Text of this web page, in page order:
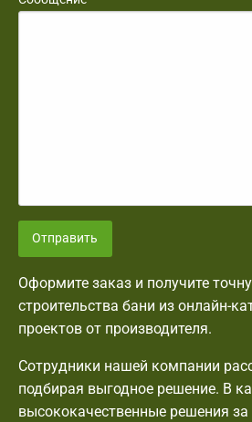
Отправить
Оформите заказ и получите
строительства бани из онлайн-
проектов от производителя.
Сотрудники нашей компании
подбирая выгодное решение. В
высококачественные решения